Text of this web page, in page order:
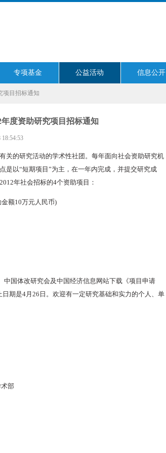
专项基金 公益活动 信息公开
项目招标通知
度资助研究项目招标通知
18:54:53
关的研究活动的学术性社团。每年面向社会资助研究机
是以“短期项目”为主，在一年内完成，并提交研究成
年社会招标的4个资助项目：
额10万元人民币)
国体改研究会及中国经济信息网站下载《项目申请
期是4月26日。欢迎有一定研究基础和实力的个人、单
部